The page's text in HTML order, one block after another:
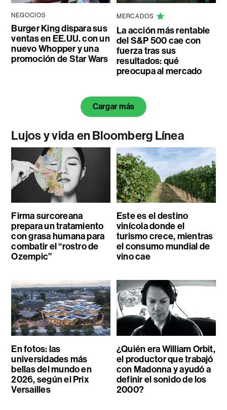
NEGOCIOS
Burger King dispara sus
ventas en EE.UU. con un
nuevo Whopper y una
promoción de Star Wars
MERCADOS
La acción más rentable
del S&P 500 cae con
fuerza tras sus
resultados: qué
preocupa al mercado
Cargar más
Lujos y vida en Bloomberg Línea
Firma surcoreana
prepara un tratamiento
con grasa humana para
combatir el “rostro de
Ozempic”
Este es el destino
vinícola donde el
turismo crece, mientras
el consumo mundial de
vino cae
En fotos: las
universidades más
bellas del mundo en
2026, según el Prix
Versailles
¿Quién era William Orbit,
el productor que trabajó
con Madonna y ayudó a
definir el sonido de los
2000?